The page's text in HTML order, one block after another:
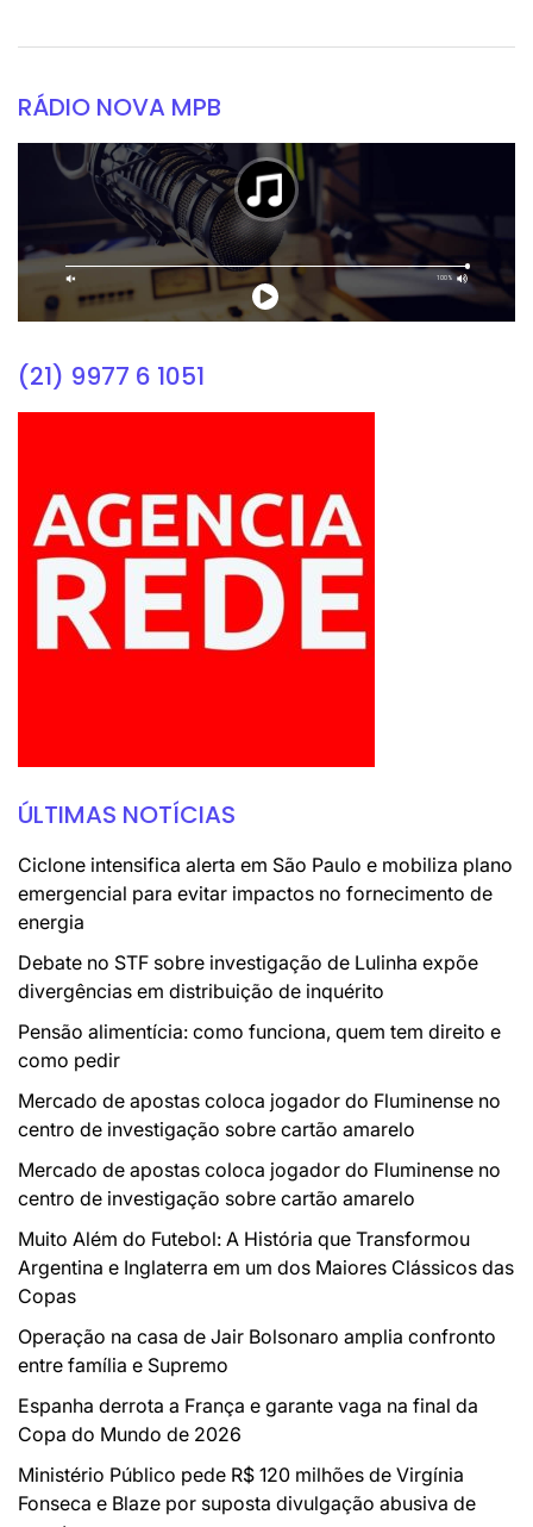
RÁDIO NOVA MPB
(21) 9977 6 1051
ÚLTIMAS NOTÍCIAS
Ciclone intensifica alerta em São Paulo e mobiliza plano
emergencial para evitar impactos no fornecimento de
energia
Debate no STF sobre investigação de Lulinha expõe
divergências em distribuição de inquérito
Pensão alimentícia: como funciona, quem tem direito e
como pedir
Mercado de apostas coloca jogador do Fluminense no
centro de investigação sobre cartão amarelo
Mercado de apostas coloca jogador do Fluminense no
centro de investigação sobre cartão amarelo
Muito Além do Futebol: A História que Transformou
Argentina e Inglaterra em um dos Maiores Clássicos das
Copas
Operação na casa de Jair Bolsonaro amplia confronto
entre família e Supremo
Espanha derrota a França e garante vaga na final da
Copa do Mundo de 2026
Ministério Público pede R$ 120 milhões de Virgínia
Fonseca e Blaze por suposta divulgação abusiva de